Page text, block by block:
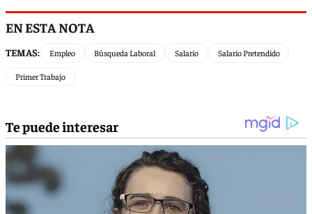
EN ESTA NOTA
TEMAS: Empleo Búsqueda Laboral Salario Salario Pretendido
Primer Trabajo